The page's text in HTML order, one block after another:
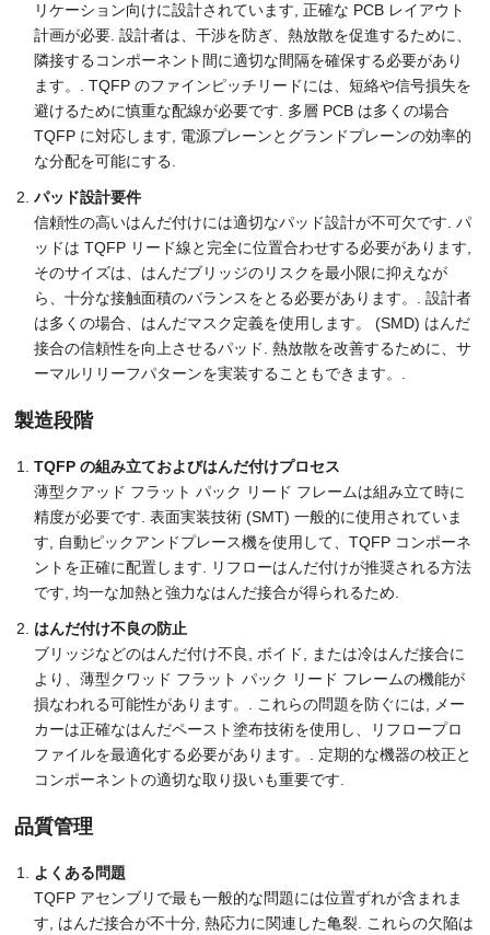
リケーション向けに設計されています, 正確な PCB レイアウト
計画が必要. 設計者は、干渉を防ぎ、熱放散を促進するために、
隣接するコンポーネント間に適切な間隔を確保する必要があり
ます。. TQFP のファインピッチリードには、短絡や信号損失を
避けるために慎重な配線が必要です. 多層 PCB は多くの場合
TQFP に対応します, 電源プレーンとグランドプレーンの効率的
な分配を可能にする.
パッド設計要​​件
信頼性の高いはんだ付けには適切なパッド設計が不可欠です. パ
ッドは TQFP リード線と完全に位置合わせする必要があります,
そのサイズは、はんだブリッジのリスクを最小限に抑えなが
ら、十分な接触面積のバランスをとる必要があります。. 設計者
は多くの場合、はんだマスク定義を使用します。 (SMD) はんだ
接合の信頼性を向上させるパッド. 熱放散を改善するために、サ
ーマルリリーフパターンを実装することもできます。.
製造段階
TQFP の組み立ておよびはんだ付けプロセス
薄型クアッド フラット パック リード フレームは組み立て時に
精度が必要です. 表面実装技術 (SMT) 一般的に使用されていま
す, 自動ピックアンドプレース機を使用して、TQFP コンポーネ
ントを正確に配置します. リフローはんだ付けが推奨される方法
です, 均一な加熱と強力なはんだ接合が得られるため.
はんだ付け不良の防止
ブリッジなどのはんだ付け不良, ボイド, または冷はんだ接合に
より、薄型クワッド フラット パック リード フレームの機能が
損なわれる可能性があります。. これらの問題を防ぐには, メー
カーは正確なはんだペースト塗布技術を使用し、リフロープロ
ファイルを最適化する必要があります。. 定期的な機器の校正と
コンポーネントの適切な取り扱いも重要です.
品質管理
よくある問題
TQFP アセンブリで最も一般的な問題には位置ずれが含まれま
す, はんだ接合が不十分, 熱応力に関連した亀裂. これらの欠陥は